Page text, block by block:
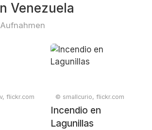
Venezuela
flickr.com © smallcurio, flickr.com
Incendio en
Lagunillas